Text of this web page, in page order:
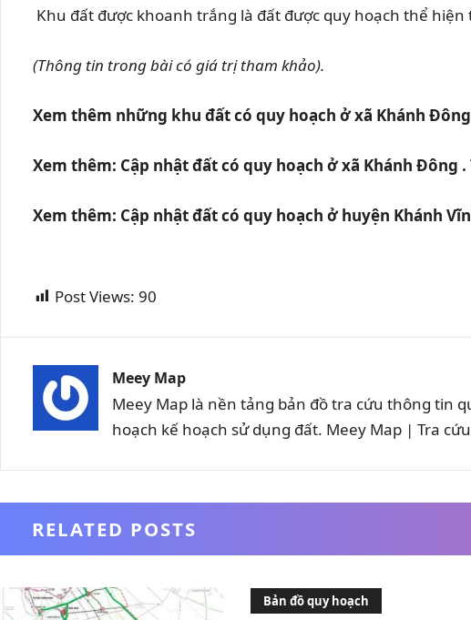
Khu đất được khoanh trắng là đất được quy hoạch thể hiện
(Thông tin trong bài có giá trị tham khảo).
Xem thêm những khu đất có quy hoạch ở xã Khánh
Xem thêm: Cập nhật đất có quy hoạch ở xã Khánh Đông .
Xem thêm: Cập nhật đất có quy hoạch ở huyện Khánh
Post Views: 90
Meey Map
Meey Map là nền tảng bản đồ tra cứu thông tin
hoạch kế hoạch sử dụng đất. Meey Map | Tra
RELATED POSTS
Bản đồ quy hoạch